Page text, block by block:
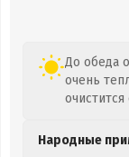
До обеда
очень
Народные